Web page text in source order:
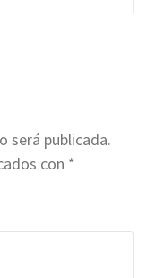
será publicada.
con *